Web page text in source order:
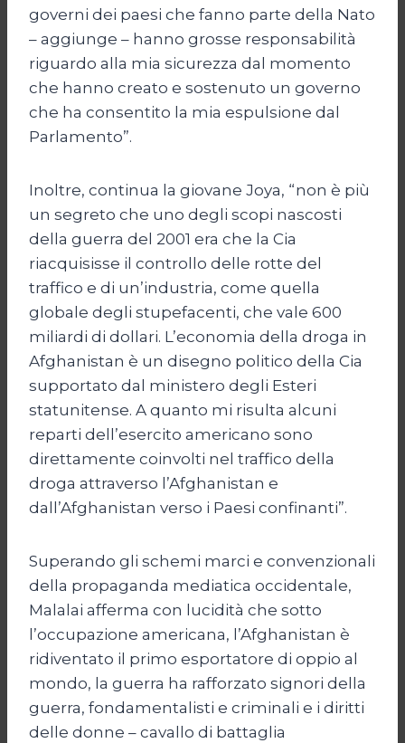
governi dei paesi che fanno parte della Nato
– aggiunge – hanno grosse responsabilità
riguardo alla mia sicurezza dal momento
che hanno creato e sostenuto un governo
che ha consentito la mia espulsione dal
Parlamento”.
Inoltre, continua la giovane Joya, “non è più
un segreto che uno degli scopi nascosti
della guerra del 2001 era che la Cia
riacquisisse il controllo delle rotte del
traffico e di un’industria, come quella
globale degli stupefacenti, che vale 600
miliardi di dollari. L’economia della droga in
Afghanistan è un disegno politico della Cia
supportato dal ministero degli Esteri
statunitense. A quanto mi risulta alcuni
reparti dell’esercito americano sono
direttamente coinvolti nel traffico della
droga attraverso l’Afghanistan e
dall’Afghanistan verso i Paesi confinanti”.
Superando gli schemi marci e convenzionali
della propaganda mediatica occidentale,
Malalai afferma con lucidità che sotto
l’occupazione americana, l’Afghanistan è
ridiventato il primo esportatore di oppio al
mondo, la guerra ha rafforzato signori della
guerra, fondamentalisti e criminali e i diritti
delle donne – cavallo di battaglia